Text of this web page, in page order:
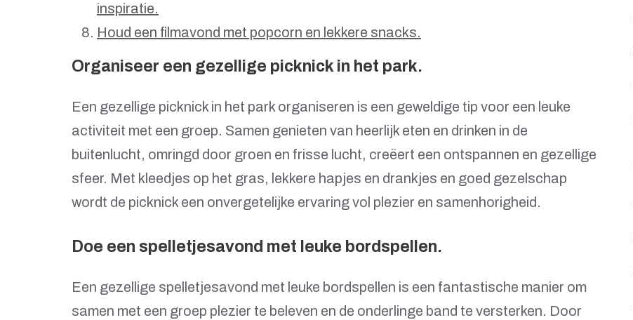
inspiratie.
Houd een filmavond met popcorn en lekkere snacks.
Organiseer een gezellige picknick in het park.
Een gezellige picknick in het park organiseren is een geweldige tip voor een leuke
activiteit met een groep. Samen genieten van heerlijk eten en drinken in de
buitenlucht, omringd door groen en frisse lucht, creëert een ontspannen en gezellige
sfeer. Met kleedjes op het gras, lekkere hapjes en drankjes en goed gezelschap
wordt de picknick een onvergetelijke ervaring vol plezier en samenhorigheid.
Doe een spelletjesavond met leuke bordspellen.
Een gezellige spelletjesavond met leuke bordspellen is een fantastische manier om
samen met een groep plezier te beleven en de onderlinge band te versterken. Door